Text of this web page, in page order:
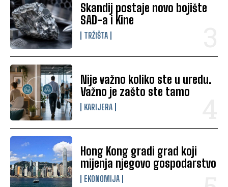
Skandij postaje novo bojište
SAD-a i Kine
TRŽIŠTA
Nije važno koliko ste u uredu.
Važno je zašto ste tamo
KARIJERA
Hong Kong gradi grad koji
mijenja njegovo gospodarstvo
EKONOMIJA